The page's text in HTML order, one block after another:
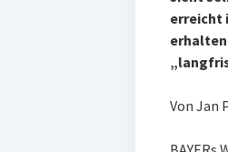
erreicht
erhalten
Von Jan